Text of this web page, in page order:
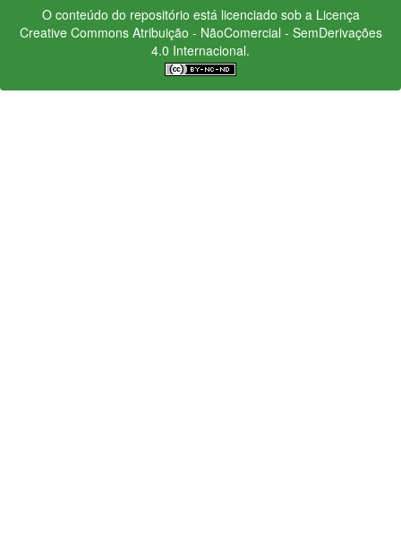
O conteúdo do repositório está licenciado sob a Licença
Creative CommonsAtribuição - NãoComercial - SemDerivações
4.0 Internacional.